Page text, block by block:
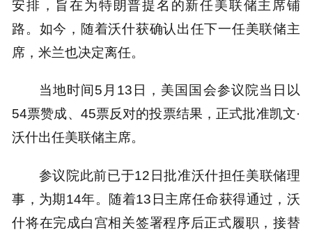
安排，旨在为特朗普提名的新任美联储主席铺
路。如今，随着沃什获确认出任下一任美联储主
席，米兰也决定离任。
当地时间5月13日，美国国会参议院当日以
54票赞成、45票反对的投票结果，正式批准凯文·
沃什出任美联储主席。
参议院此前已于12日批准沃什担任美联储理
事，为期14年。随着13日主席任命获得通过，沃
什将在完成白宫相关签署程序后正式履职，接替